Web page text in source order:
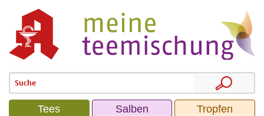
Tees Salben Tropfen